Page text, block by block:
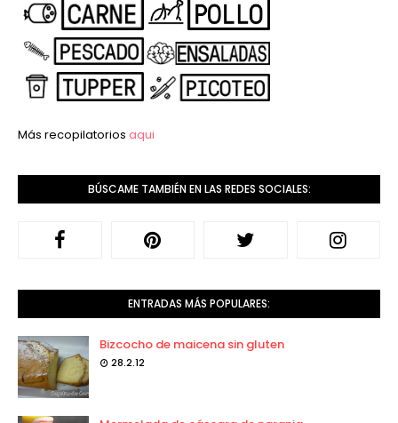
Más recopilatorios aqui
BÚSCAME TAMBIÉN EN LAS REDES SOCIALES:
ENTRADAS MÁS POPULARES:
Bizcocho de maicena sin gluten
28.2.12